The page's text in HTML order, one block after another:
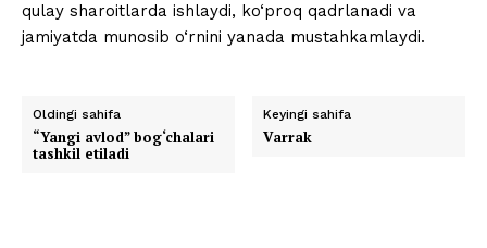
qulay sharoitlarda ishlaydi, ko‘proq qadrlanadi va
jamiyatda munosib o‘rnini yanada mustahkamlaydi.
Oldingi sahifa
“Yangi avlod” bog‘chalari
tashkil etiladi
Keyingi sahifa
Varrak